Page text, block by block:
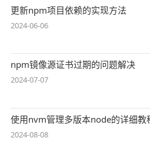
更新npm项目依赖的实现方法
2024-06-06
npm镜像源证书过期的问题解决
2024-07-07
使用nvm管理多版本node的详细教
2024-08-08